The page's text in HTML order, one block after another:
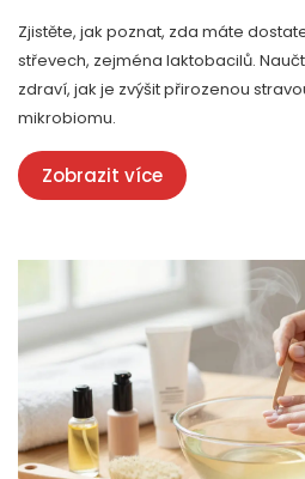
Zjistěte, jak poznat, zda máte
střevech, zejména laktobacilů.
zdraví, jak je zvýšit přirozenou
mikrobiomu.
Zobrazit více